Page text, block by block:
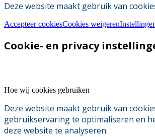
Deze website maakt gebruik van
Accepteer cookiesCookies weigeren
Cookie- en privacy
Hoe wij cookies gebruiken
Deze website maakt gebruik van
gebruikservaring te optimaliseren en
deze website te analyseren.